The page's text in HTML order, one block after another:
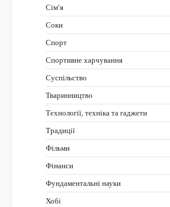
Сім’я
Соки
Спорт
Спортивне харчування
Суспільство
Тваринництво
Технології, техніка та гаджети
Традиції
Фільми
Фінанси
Фундаментальні науки
Хобі